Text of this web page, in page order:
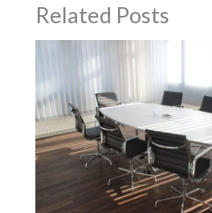
Related Posts